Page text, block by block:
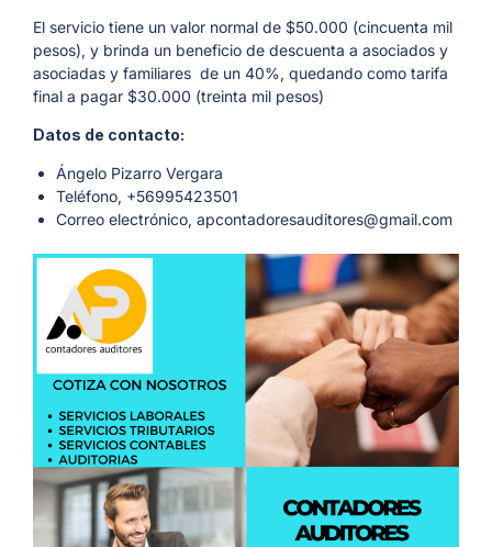
El servicio tiene un valor normal de $50.000 (cincuenta mil
pesos), y brinda un beneficio de descuenta a asociados y
asociadas y familiares de un 40%, quedando como tarifa
final a pagar $30.000 (treinta mil pesos)
Datos de contacto:
Ángelo Pizarro Vergara
Teléfono, +56995423501
Correo electrónico, apcontadoresauditores@gmail.com